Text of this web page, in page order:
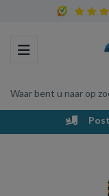
Toggle navigation
Waar bent u naar op